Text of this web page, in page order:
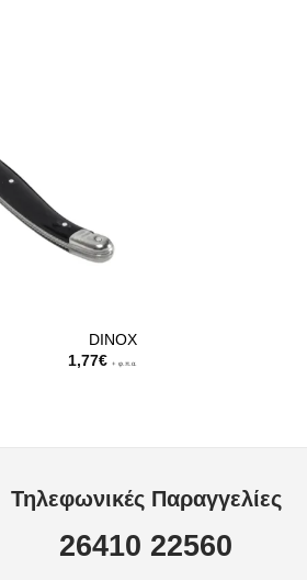
DINOX
1,77€ + φ.π.α.
Τηλεφωνικές Παραγγελίες
26410 22560